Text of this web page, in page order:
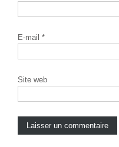
E-mail *
Site web